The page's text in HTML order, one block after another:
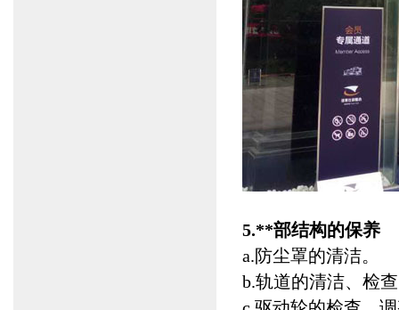
5.**部结构的保养
a.防尘罩的清洁。
b.轨道的清洁、检